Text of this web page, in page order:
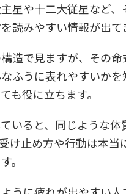
星や十二大従星など、
読みやすい情報が出て
造で見ますが、その命
ふうに表れやすいかを
も役に立ちます。
いると、同じような体
け止め方や行動は本当
。